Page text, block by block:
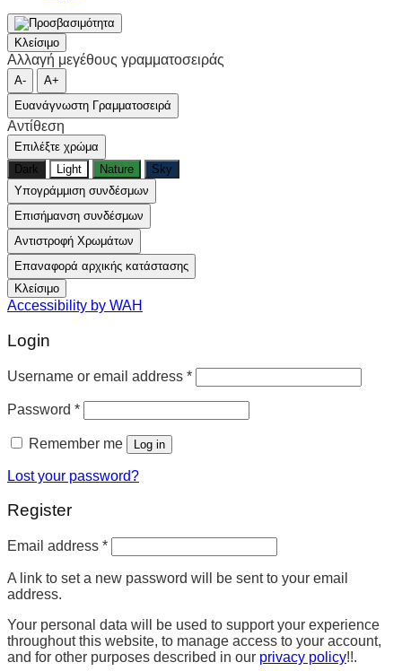
Κλείσιμο
Αλλαγή μεγέθους γραμματοσειράς
A-
A+
Ευανάγνωστη Γραμματοσειρά
Αντίθεση
Επιλέξτε χρώμα
Dark
Light Nature
Sky
Υπογράμμιση συνδέσμων
Επισήμανση συνδέσμων
Αντιστροφή Χρωμάτων
Επαναφορά αρχικής κατάστασης
Κλείσιμο
Accessibility by WAH
Login
Username or email address *
Password *
Remember me Log in
Lost your password?
Register
Email address *
A link to set a new password will be sent to your email
address.
Your personal data will be used to support your experience
throughout this website, to manage access to your account,
and for other purposes described in our privacy policy!!.